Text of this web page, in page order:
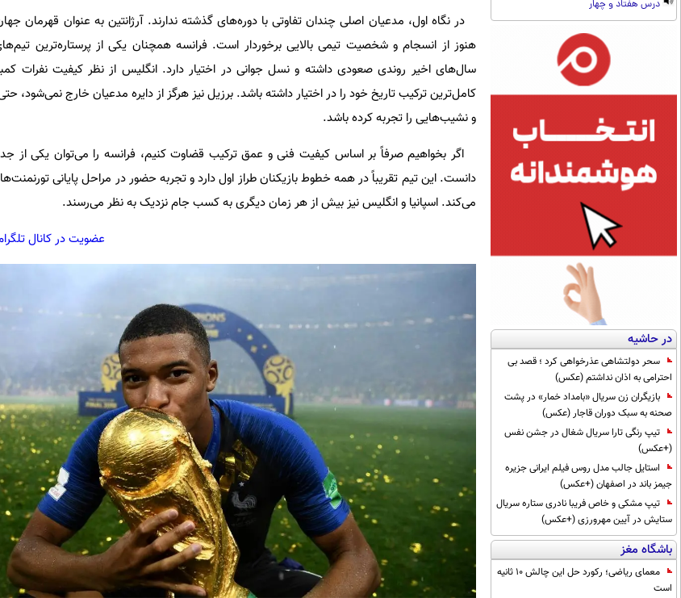
درس هفتاد و چهار
در حاشیه
سحر دولتشاهی عذرخواهی کرد ؛ قصد بی
احترامی به اذان نداشتم (عکس)
بازیگران زن سریال «بامداد خمار» در پشت
صحنه به سبک دوران قاجار (عکس)
تیپ رنگی تارا سریال شغال در جشن نفس
(+عکس)
استایل جالب مدل روس فیلم ایرانی جزیره
جیمز باند در اصفهان (+عکس)
تیپ مشکی و خاص فریبا نادری ستاره سریال
ستایش در آیین مهرورزی (+عکس)
باشگاه مغز
معمای ریاضی؛ رکورد حل این چالش 10 ثانیه
است
در نگاه اول، مدعیان اصلی چندان تفاوتی با دوره‌های گذشته ندارند. آرژانتین به عنوان قهرمان
هنوز از انسجام و شخصیت تیمی بالایی برخوردار است. فرانسه همچنان یکی از پرستاره‌ترین
سال‌های اخیر روندی صعودی داشته و نسل جوانی در اختیار دارد. انگلیس از نظر کیفیت نفرات
کامل‌ترین ترکیب تاریخ خود را در اختیار داشته باشد. برزیل نیز هرگز از دایره مدعیان خارج نمی‌شود،
و نشیب‌هایی را تجربه کرده باشد.
اگر بخواهیم صرفاً بر اساس کیفیت فنی و عمق ترکیب قضاوت کنیم، فرانسه را می‌توان یکی از
دانست. این تیم تقریباً در همه خطوط بازیکنان طراز اول دارد و تجربه حضور در مراحل پایانی
می‌کند. اسپانیا و انگلیس نیز بیش از هر زمان دیگری به کسب جام نزدیک به نظر می‌رسند.
عضویت در کانال